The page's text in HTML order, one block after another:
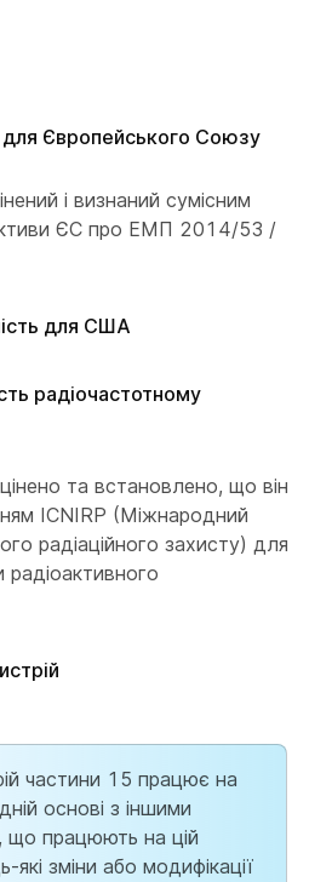
Європейського Союзу
і визнаний сумісним
ЄС про ЕМП 2014/53 /
для США
радіочастотному
та встановлено, що він
ICNIRP (Міжнародний
радіаційного захисту) для
частини 15 працює на
основі з іншими
що працюють на цій
які зміни або модифікації